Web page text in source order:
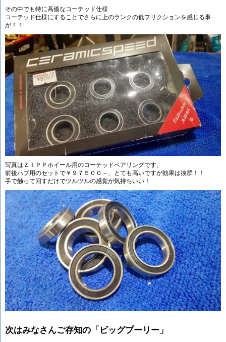
その中でも特に高価なコーテッド仕様
コーテッド仕様にすることでさらに上のランクの低フリクションを感じる事
が！！
写真はＺＩＰＰホイール用のコーテッドベアリングです。
前後ハブ用のセットで￥９７５００－、とても高いですが効果は抜群！！
手で触って回すだけでツルツルの感覚が気持ちいい！
次はみなさんご存知の「ビッグプーリー」